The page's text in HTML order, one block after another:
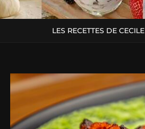
LES RECETTES DE CECILE